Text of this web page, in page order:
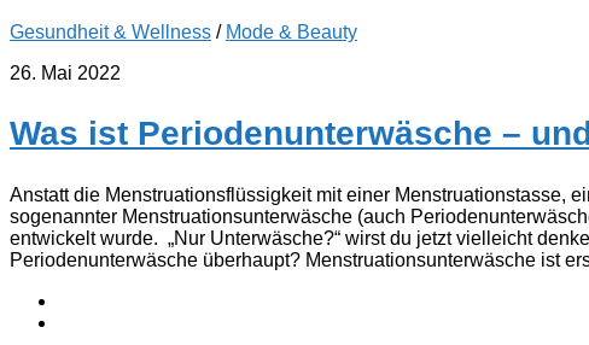
Gesundheit & Wellness / Mode & Beauty
26. Mai 2022
Was ist Periodenunterwäsche –
Anstatt die Menstruationsflüssigkeit mit einer Menstruationstasse,
sogenannter Menstruationsunterwäsche (auch
entwickelt wurde. „Nur Unterwäsche?“ wirst du jetzt vielleicht
Periodenunterwäsche überhaupt? Menstruationsunterwäsche ist